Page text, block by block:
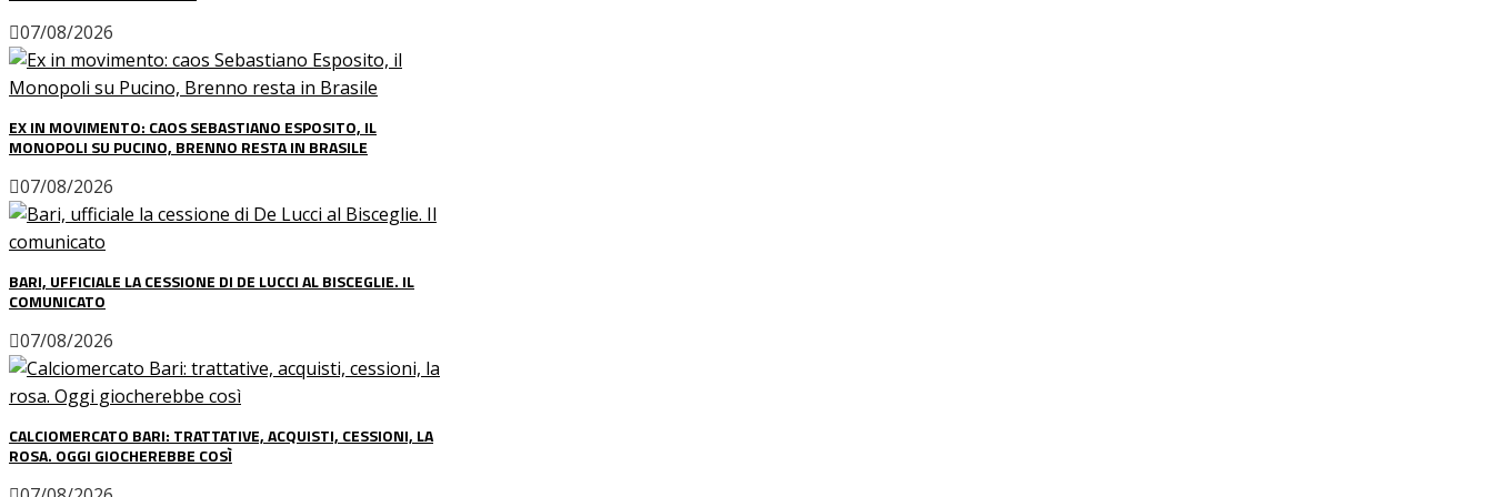
07/08/2026
EX IN MOVIMENTO: CAOS SEBASTIANO ESPOSITO, IL
MONOPOLI SU PUCINO, BRENNO RESTA IN BRASILE
07/08/2026
BARI, UFFICIALE LA CESSIONE DI DE LUCCI AL BISCEGLIE. IL
COMUNICATO
07/08/2026
CALCIOMERCATO BARI: TRATTATIVE, ACQUISTI, CESSIONI, LA
ROSA. OGGI GIOCHEREBBE COSÌ